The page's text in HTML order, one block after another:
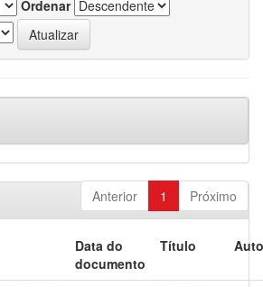
Ordenar
Anterior 1 Próximo
Data do
documento
Título